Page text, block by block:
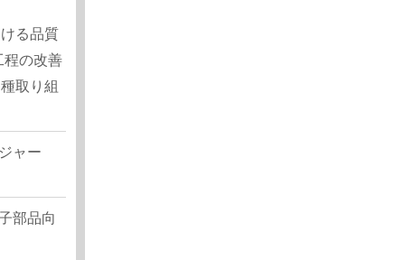
る品質
程の改善
取り組
ャー
部品向